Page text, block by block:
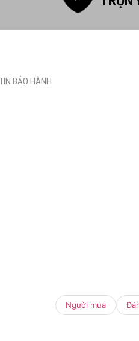
BẢO HÀNH
Người mua